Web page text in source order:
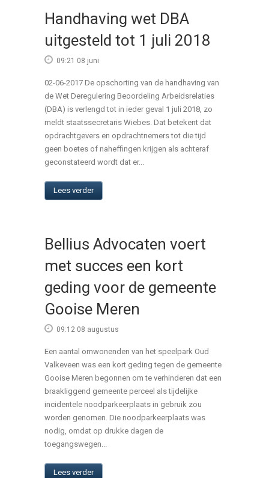
Handhaving wet DBA
uitgesteld tot 1 juli 2018
09:21 08 juni
02-06-2017 De opschorting van de handhaving van
de Wet Deregulering Beoordeling Arbeidsrelaties
(DBA) is verlengd tot in ieder geval 1 juli 2018, zo
meldt staatssecretaris Wiebes. Dat betekent dat
opdrachtgevers en opdrachtnemers tot die tijd
geen boetes of naheffingen krijgen als achteraf
geconstateerd wordt dat er...
Lees verder
Bellius Advocaten voert
met succes een kort
geding voor de gemeente
Gooise Meren
09:12 08 augustus
Een aantal omwonenden van het speelpark Oud
Valkeveen was een kort geding tegen de gemeente
Gooise Meren begonnen om te verhinderen dat een
braakliggend gemeente perceel als tijdelijke
incidentele noodparkeerplaats in gebruik zou
worden genomen. Die noodparkeerplaats was
nodig, omdat op drukke dagen de
toegangswegen...
Lees verder